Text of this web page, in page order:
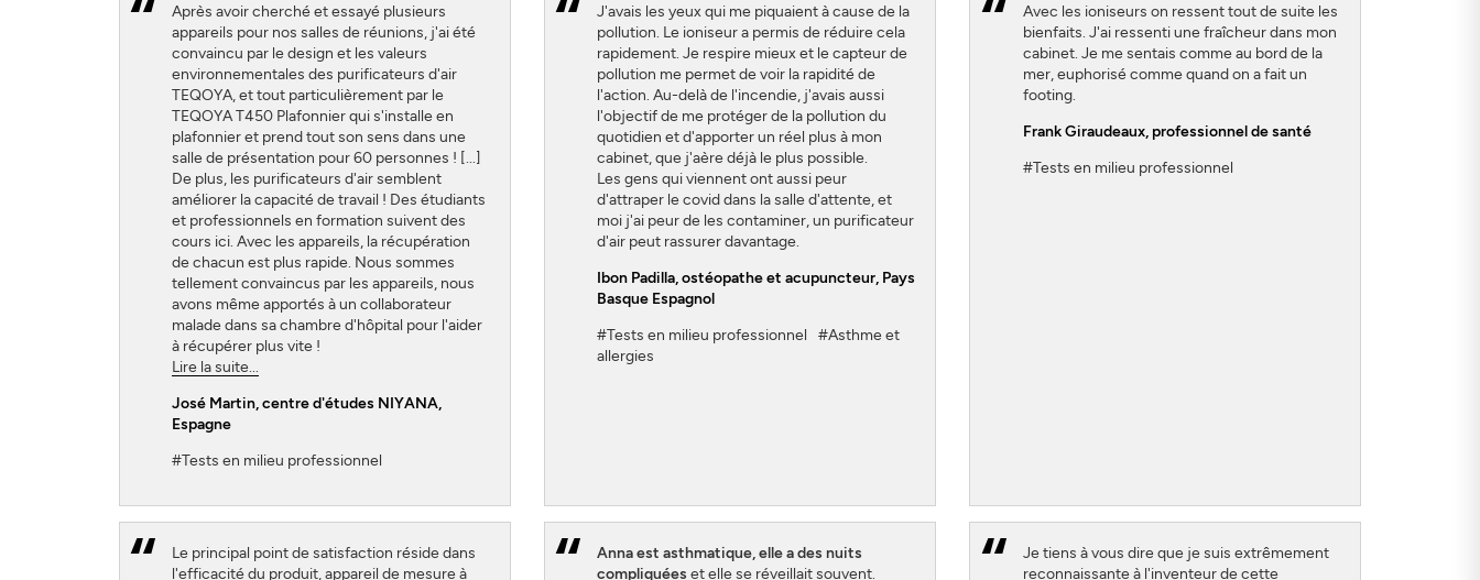
Après avoir cherché et essayé plusieurs
appareils pour nos salles de réunions, j'ai été
convaincu par le design et les valeurs
environnementales des purificateurs d'air
TEQOYA, et tout particulièrement par le
TEQOYA T450 Plafonnier qui s'installe en
plafonnier et prend tout son sens dans une
salle de présentation pour 60 personnes ! [...]
De plus, les purificateurs d'air semblent
améliorer la capacité de travail ! Des étudiants
et professionnels en formation suivent des
cours ici. Avec les appareils, la récupération
de chacun est plus rapide. Nous sommes
tellement convaincus par les appareils, nous
avons même apportés à un collaborateur
malade dans sa chambre d'hôpital pour l'aider
à récupérer plus vite !
Lire la suite...
José Martin, centre d'études NIYANA,
Espagne
#Tests en milieu professionnel
J'avais les yeux qui me piquaient à cause de la
pollution. Le ioniseur a permis de réduire cela
rapidement. Je respire mieux et le capteur de
pollution me permet de voir la rapidité de
l'action. Au-delà de l'incendie, j'avais aussi
l'objectif de me protéger de la pollution du
quotidien et d'apporter un réel plus à mon
cabinet, que j'aère déjà le plus possible.
Les gens qui viennent ont aussi peur
d'attraper le covid dans la salle d'attente, et
moi j'ai peur de les contaminer, un purificateur
d'air peut rassurer davantage.
Ibon Padilla, ostéopathe et acupuncteur, Pays
Basque Espagnol
#Tests en milieu professionnel
#Asthme et
allergies
Avec les ioniseurs on ressent tout de suite les
bienfaits. J'ai ressenti une fraîcheur dans mon
cabinet. Je me sentais comme au bord de la
mer, euphorisé comme quand on a fait un
footing.
Frank Giraudeaux, professionnel de santé
#Tests en milieu professionnel
Le principal point de satisfaction réside dans
l'efficacité du produit, appareil de mesure à
Anna est asthmatique, elle a des nuits
compliquées et elle se réveillait souvent.
Je tiens à vous dire que je suis extrêmement
reconnaissante à l'inventeur de cette